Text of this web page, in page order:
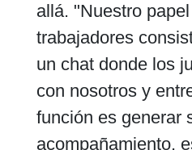
allá. "Nuestro
trabajadores
un chat donde los
con nosotros y
función es generar
acompañamiento,